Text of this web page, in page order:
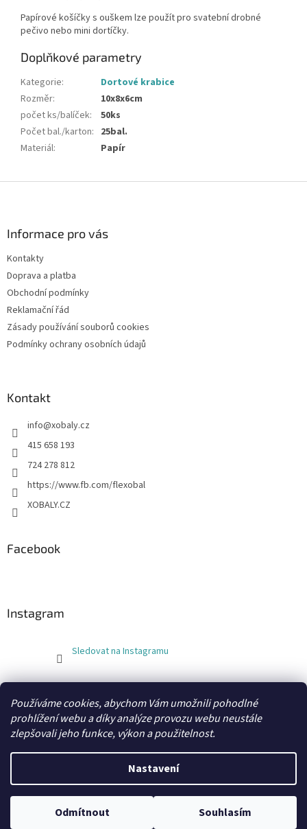
Používáme cookies, abychom Vám umožnili pohodlné
prohlížení webu a díky analýze provozu webu neustále
zlepšovali jeho funkce, výkon a použitelnost.
Nastavení
Odmítnout Souhlasím
Papírové košíčky s ouškem lze použít pro svatební drobné
pečivo nebo mini dortíčky.
Doplňkové parametry
Kategorie:
Dortové krabice
Rozměr:
10x8x6cm
počet ks/balíček:
50ks
Počet bal./karton: 25bal.
Materiál: Papír
Informace pro vás
Kontakty
Doprava a platba
Obchodní podmínky
Reklamační řád
Zásady používání souborů cookies
Podmínky ochrany osobních údajů
Kontakt
info@xobaly.cz
415 658 193
724 278 812
https://www.fb.com/flexobal
XOBALY.CZ
Facebook
Instagram
Sledovat na Instagramu
Copyright 2026xobaly.cz. Všechna práva vyhrazena.
Grafický návrh a kódování vytvořilBEOM.cz.